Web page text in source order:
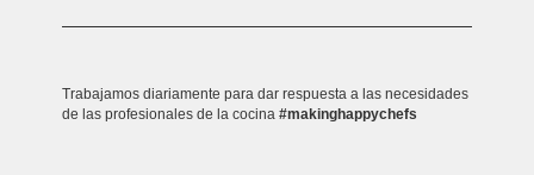
Trabajamos diariamente para dar respuesta a las necesidades
de las profesionales de la cocina#makinghappychefs